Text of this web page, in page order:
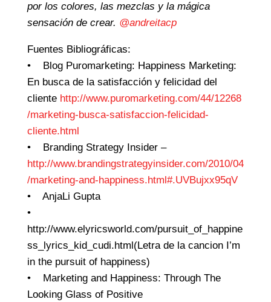
por los colores, las mezclas y la mágica
sensación de crear. @andreitacp
Fuentes Bibliográficas:
• Blog Puromarketing: Happiness Marketing:
En busca de la satisfacción y felicidad del
cliente http://www.puromarketing.com/44/12268
/marketing-busca-satisfaccion-felicidad-
cliente.html
• Branding Strategy Insider –
http://www.brandingstrategyinsider.com/2010/04
/marketing-and-happiness.html#.UVBujxx95qV
• AnjaLi Gupta
•
http://www.elyricsworld.com/pursuit_of_happine
ss_lyrics_kid_cudi.html(Letra de la cancion I’m
in the pursuit of happiness)
• Marketing and Happiness: Through The
Looking Glass of Positive